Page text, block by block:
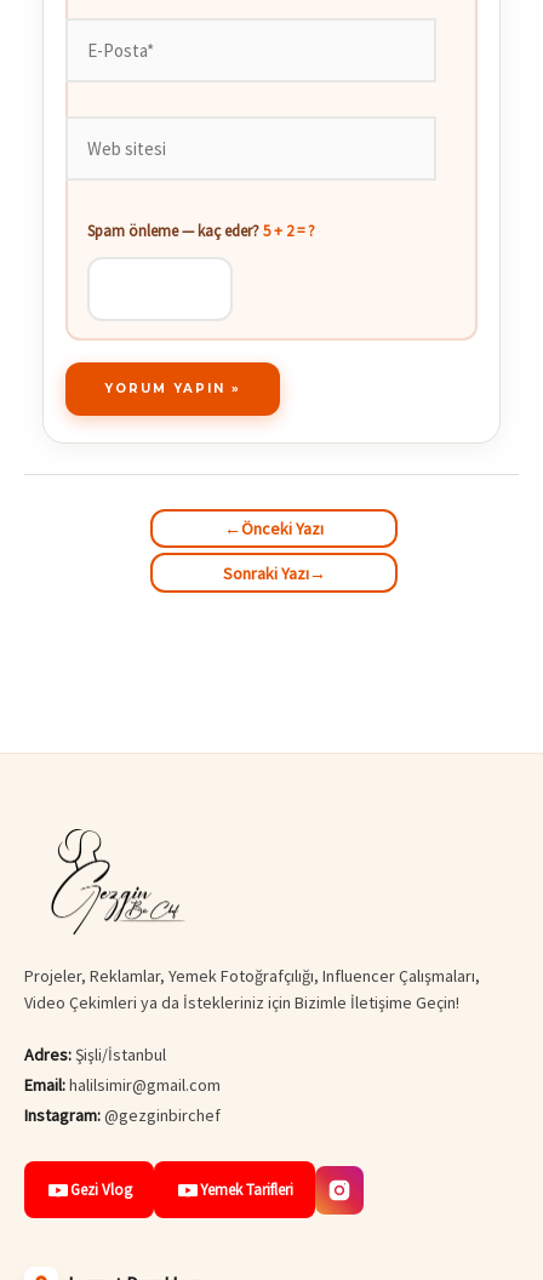
Spam önleme — kaç eder?5 + 2 = ?
←Önceki Yazı
Sonraki Yazı→
Projeler, Reklamlar, Yemek Fotoğrafçılığı, Influencer Çalışmaları,
Video Çekimleri ya da İstekleriniz için Bizimle İletişime Geçin!
Adres:Şişli/İstanbul
Email:halilsimir@gmail.com
Instagram:@gezginbirchef
Gezi Vlog Yemek Tarifleri